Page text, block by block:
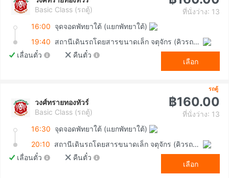
Basic Class (รถตู้)
ที่นั่งว่าง: 13
16:00 จุดจอดพัทยาใต้ (แยกพัทยาใต้)
19:40
สถานีเดินรถโดยสารขนาดเล็ก จตุจักร (คิวรถตู้หมอชิต 2)
เลื่อนตั๋ว
คืนตั๋ว
เลือก
รถตู้
วงศ์ทรายทองทัวร์
Basic Class (รถตู้)
฿160.00
ที่นั่งว่าง: 13
16:30 จุดจอดพัทยาใต้ (แยกพัทยาใต้)
20:10
สถานีเดินรถโดยสารขนาดเล็ก จตุจักร (คิวรถตู้หมอชิต 2)
เลื่อนตั๋ว
คืนตั๋ว
เลือก